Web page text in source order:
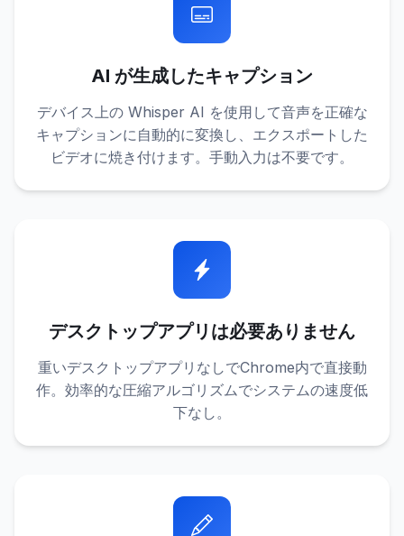
AI が生成したキャプション
デバイス上の Whisper AI を使用して音声を正確な
キャプションに自動的に変換し、エクスポートした
ビデオに焼き付けます。手動入力は不要です。
デスクトップアプリは必要ありません
重いデスクトップアプリなしでChrome内で直接動
作。効率的な圧縮アルゴリズムでシステムの速度低
下なし。